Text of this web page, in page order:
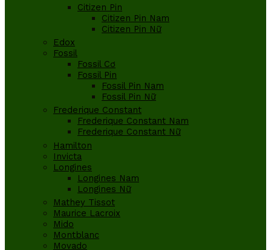
Citizen Pin
Citizen Pin Nam
Citizen Pin Nữ
Edox
Fossil
Fossil Cơ
Fossil Pin
Fossil Pin Nam
Fossil Pin Nữ
Frederique Constant
Frederique Constant Nam
Frederique Constant Nữ
Hamilton
Invicta
Longines
Longines Nam
Longines Nữ
Mathey Tissot
Maurice Lacroix
Mido
Montblanc
Movado